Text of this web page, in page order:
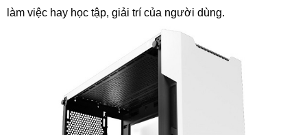
làm việc hay học tập, giải trí của người dùng.